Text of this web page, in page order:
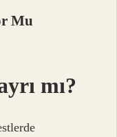
Mu
mı?